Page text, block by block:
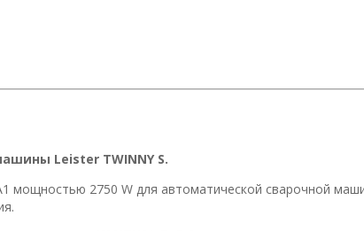
Leister TWINNY S.
мощностью 2750 W для автоматической сварочной